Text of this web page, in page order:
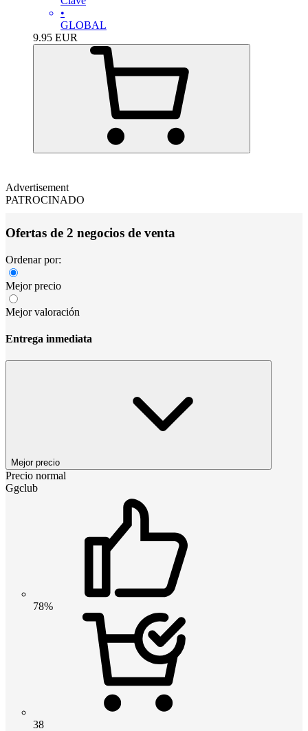
•
GLOBAL
9.95 EUR
Advertisement
PATROCINADO
Ofertas de 2 negocios de venta
Ordenar por:
Mejor precio
Mejor valoración
Entrega inmediata
Mejor precio
Precio normal
Ggclub
78%
38